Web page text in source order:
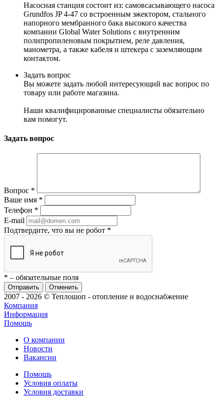
Насосная станция состоит из: самовсасывающего насоса
Grundfos JP 4-47 со встроенным эжектором, стального
напорного мембранного бака высокого качества
компании Global Water Solutions с внутренним
полипропиленовым покрытием, реле давления,
манометра, а также кабеля и штекера с заземляющим
контактом.
Задать вопрос
Вы можете задать любой интересующий вас вопрос по
товару или работе магазина.
Наши квалифицированные специалисты обязательно
вам помогут.
Задать вопрос
Вопрос *
Ваше имя *
Телефон *
E-mail
Подтвердите, что вы не робот *
* – обязательные поля
Отменить
2007 - 2026 © Теплошоп - отопление и водоснабжение
Компания
Информация
Помощь
О компании
Новости
Вакансии
Помощь
Условия оплаты
Условия доставки